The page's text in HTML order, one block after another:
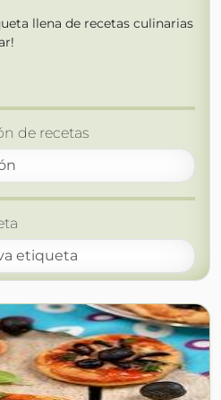
llena de recetas culinarias
de recetas